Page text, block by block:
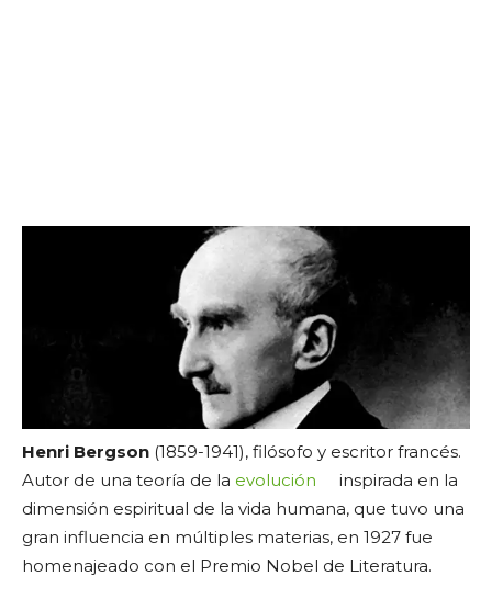
Henri Bergson (1859-1941), filósofo y escritor francés.
Autor de una teoría de la evolución
inspirada en la
dimensión espiritual de la vida humana, que tuvo una
gran influencia en múltiples materias, en 1927 fue
homenajeado con el Premio Nobel de Literatura.